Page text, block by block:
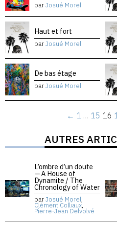
parJosué Morel
Haut et fort
parJosué Morel
De bas étage
parJosué Morel
← 1 … 15 16
AUTRES
L’ombre d’un doute
— A House of
Dynamite / The
Chronology of Water
parJosué Morel,
Clément Colliaux,
Pierre-Jean Delvolvé